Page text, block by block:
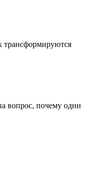
трансформируются
вопрос, почему одни